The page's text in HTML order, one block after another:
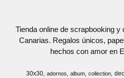
Tienda online de scrapbooking
Canarias. Regalos únicos,
hechos con amor en
30x30 adornos album collection